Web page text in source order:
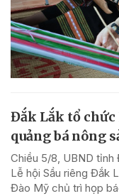
Đắk Lắk tổ chức
quảng bá nông
Chiều 5/8, UBND
Lễ hội Sầu riêng Đắk
Đào Mỹ chủ trì họp